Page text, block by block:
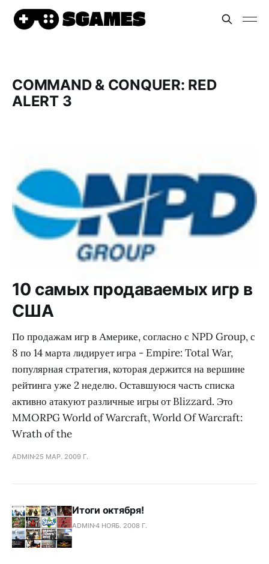
COMMAND & CONQUER: RED
ALERT 3
10 самых продаваемых игр в
США
По продажам игр в Америке, согласно с NPD Group, с
8 по 14 марта лидирует игра - Empire: Total War,
популярная стратегия, которая держится на вершине
рейтинга уже 2 неделю. Оставшуюся часть списка
активно атакуют различные игры от Blizzard. Это
MMORPG World of Warcraft, World Of Warcraft:
Wrath of the
ADMIN 25 МАР. 2009 Г.
Итоги октября!
ADMIN4 НОЯБ. 2008 Г.